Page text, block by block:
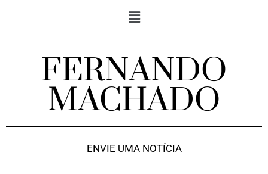
FERNANDO
MACHADO
ENVIE UMA NOTÍCIA